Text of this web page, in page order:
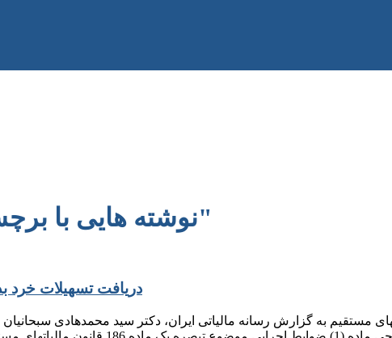
نوشته هایی با برچسب "دکتر محمدهادی سبحانیان"
دریافت تسهیلات خرد بدون گواهی
بدون گواهی مالیاتی ماده ۱۸۶ قانون مالیات‏های مستقیم به گزارش رسانه مالیاتی ایران،